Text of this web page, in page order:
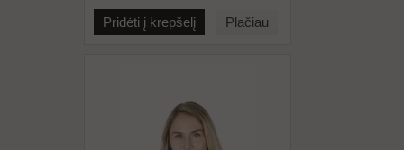
Pridėti į krepšelį Plačiau